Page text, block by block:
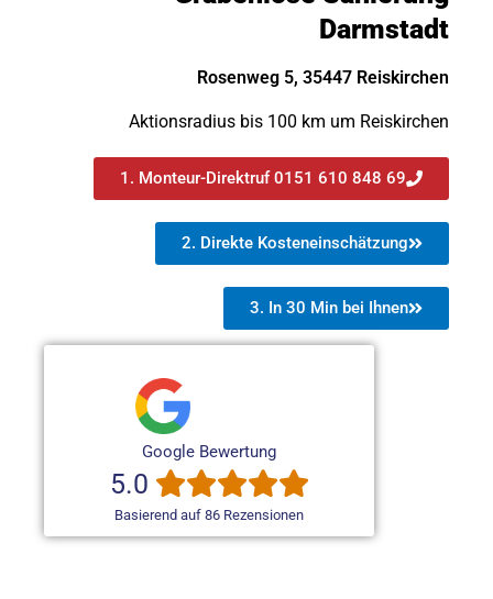
Darmstadt
Rosenweg 5, 35447 Reiskirchen
Aktionsradius bis 100 km um Reiskirchen
1. Monteur-Direktruf 0151 610 848 69
2. Direkte Kosteneinschätzung
3. In 30 Min bei Ihnen
Google Bewertung
5.0
Basierend auf 86 Rezensionen